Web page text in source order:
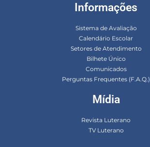
Informações
Sistema de Avaliação
Calendário Escolar
Setores de Atendimento
Bilhete Único
Comunicados
Perguntas Frequentes (F.A.Q.)
Mídia
Revista Luterano
TV Luterano